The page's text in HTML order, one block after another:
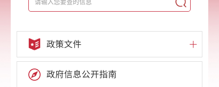
政策文件
政府信息公开指南